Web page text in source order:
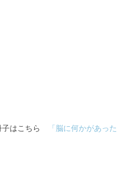
子はこちら
「脳に何かがあった